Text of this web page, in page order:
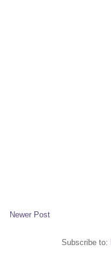
Newer Post
Subscribe to: